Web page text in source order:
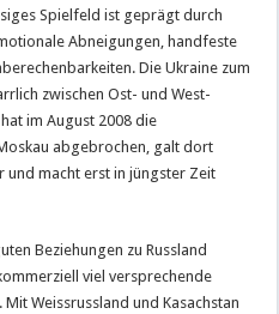
Spielfeld ist geprägt durch
Abneigungen, handfeste
Die Ukraine zum
zwischen Ost- und West-
im August 2008 die
abgebrochen, galt dort
und macht erst in jüngster Zeit
Beziehungen zu Russland
viel versprechende
Weissrussland und Kasachstan